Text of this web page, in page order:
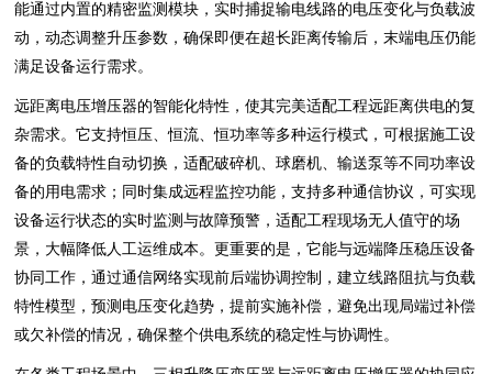
能通过内置的精密监测模块，实时捕捉输电线路的电压变化与负载波
动，动态调整升压参数，确保即便在超长距离传输后，末端电压仍能
满足设备运行需求。
远距离电压增压器的智能化特性，使其完美适配工程远距离供电的复
杂需求。它支持恒压、恒流、恒功率等多种运行模式，可根据施工设
备的负载特性自动切换，适配破碎机、球磨机、输送泵等不同功率设
备的用电需求；同时集成远程监控功能，支持多种通信协议，可实现
设备运行状态的实时监测与故障预警，适配工程现场无人值守的场
景，大幅降低人工运维成本。更重要的是，它能与远端降压稳压设备
协同工作，通过通信网络实现前后端协调控制，建立线路阻抗与负载
特性模型，预测电压变化趋势，提前实施补偿，避免出现局端过补偿
或欠补偿的情况，确保整个供电系统的稳定性与协调性。